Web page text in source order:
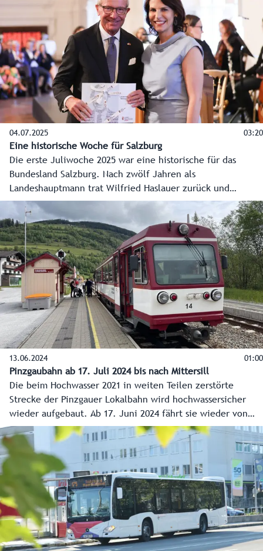
auszubauen, wird es zehn dieser Tage geben, unter
anderem erstmalig auch am Black Friday im November.
04.07.2025 03:20
Eine historische Woche für Salzburg
Die erste Juliwoche 2025 war eine historische für das
Bundesland Salzburg. Nach zwölf Jahren als
Landeshauptmann trat Wilfried Haslauer zurück und
Karoline Edtstadler folgte im nach ihrer Wahl durch den
Salzburger Landtag nach. Die wichtigsten Stationen dieser
Woche - vom Hearing der Landeshauptfrau bis zum
Ehrungsfestakt für den Landeshauptmann a. D. - gibt es im
Video auf Salzburg ON.
13.06.2024 01:00
Pinzgaubahn ab 17. Juli 2024 bis nach Mittersill
Die beim Hochwasser 2021 in weiten Teilen zerstörte
Strecke der Pinzgauer Lokalbahn wird hochwassersicher
wieder aufgebaut. Ab 17. Juni 2024 fährt sie wieder von
Zell am See bis nach Mittersill, mit längeren
Betriebszeiten. 2025 wird weiter bis Hollersbach gebaut,
danach bis nach Krimml.